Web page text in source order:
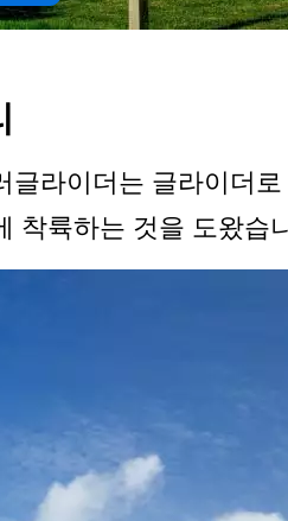
글라이더는 글라이더
착륙하는 것을 도왔습